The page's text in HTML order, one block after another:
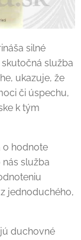
silné
služba
ukazuje, že
či úspechu,
k tým
o hodnote
služba
jednoduchého,
duchovné